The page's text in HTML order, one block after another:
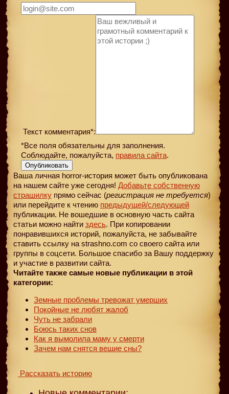
Текст комментария*:
*Все поля обязательны для заполнения.
Соблюдайте, пожалуйста, правила сайта.
Опубликовать
Ваша личная horror-история может быть опубликована
на нашем сайте уже сегодня! Добавьте собственную
страшилку прямо сейчас (регистрация не требуется)
или перейдите к чтению предыдущей/следующей
публикации. Не вошедшие в основную часть сайта
статьи можно найти здесь. При копировании
понравившихся историй, пожалуйста, не забывайте
ставить ссылку на strashno.com со своего сайта или
группы в соцсети. Большое спасибо за Вашу поддержку
и участие в развитии сайта.
Читайте также самые новые публикации в этой
категории:
Земные проблемы тревожат умерших
Покойные не любят жалоб
Чуть не забрали
Боюсь таких снов
Как я вымолила маму у смерти
Зачем нам снятся вещие сны?
Рассказать историю